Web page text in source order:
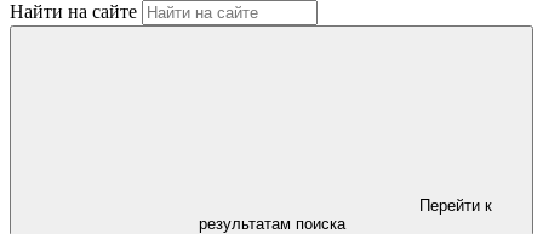
Найти на сайте
Перейти к
результатам поиска